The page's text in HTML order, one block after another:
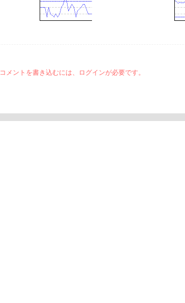
コメントを書き込むには、ログインが必要です。